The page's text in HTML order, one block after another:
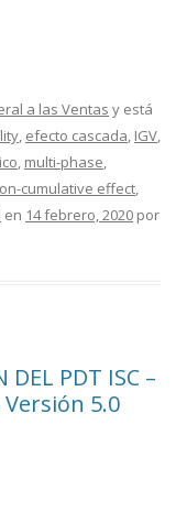
a las Ventas y está
, efecto cascada, IGV,
, multi-phase,
cumulative effect,
en 14 febrero, 2020 por
DEL PDT ISC –
5.0